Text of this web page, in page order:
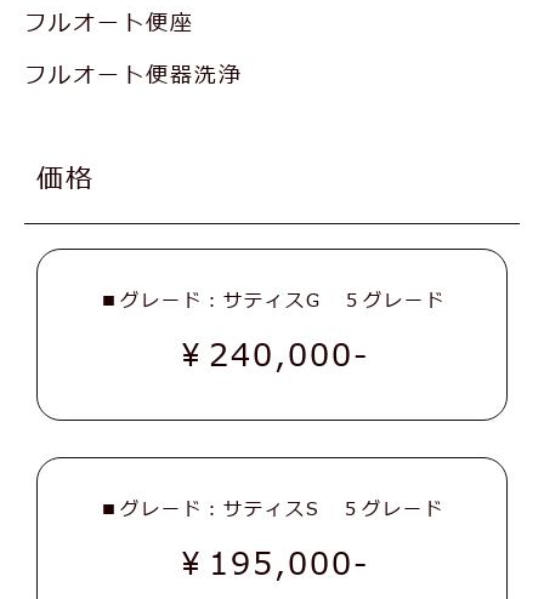
フルオート便座
フルオート便器洗浄
価格
■グレード：サティスG ５グレード
￥240,000-
■グレード：サティスS ５グレード
￥195,000-